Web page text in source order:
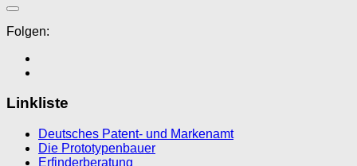
Folgen:
Linkliste
Deutsches Patent- und Markenamt
Die Prototypenbauer
Erfinderberatung